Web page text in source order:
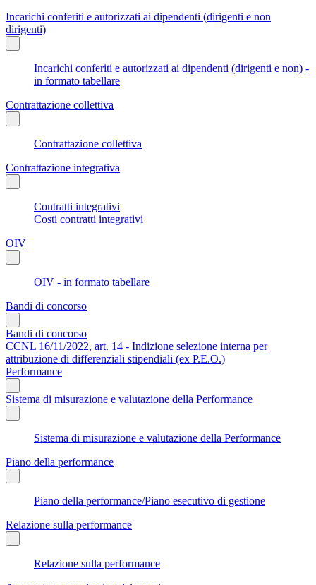
Incarichi conferiti e autorizzati ai dipendenti (dirigenti e non
dirigenti)
Incarichi conferiti e autorizzati ai dipendenti (dirigenti e non) -
in formato tabellare
Contrattazione collettiva
Contrattazione collettiva
Contrattazione integrativa
Contratti integrativi
Costi contratti integrativi
OIV
OIV - in formato tabellare
Bandi di concorso
Bandi di concorso
CCNL 16/11/2022, art. 14 - Indizione selezione interna per
attribuzione di differenziali stipendiali (ex P.E.O.)
Performance
Sistema di misurazione e valutazione della Performance
Sistema di misurazione e valutazione della Performance
Piano della performance
Piano della performance/Piano esecutivo di gestione
Relazione sulla performance
Relazione sulla performance